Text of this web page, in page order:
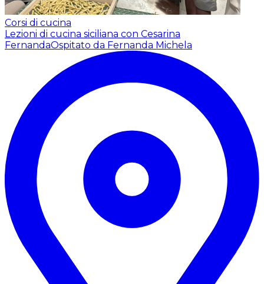
Corsi di cucina
Lezioni di cucina siciliana con Cesarina
FernandaOspitato da Fernanda Michela